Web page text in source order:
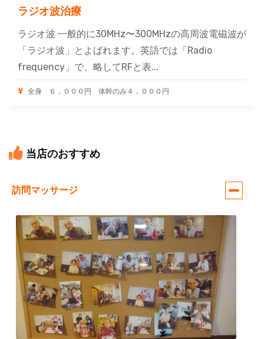
ラジオ波治療
ラジオ波 一般的に30MHz〜300MHzの高周波電磁波が
「ラジオ波」とよばれます。英語では「Radio
frequency」で、略してRFと表...
全身 ６，０００円 体幹のみ４，０００円
当店のおすすめ
訪問マッサージ